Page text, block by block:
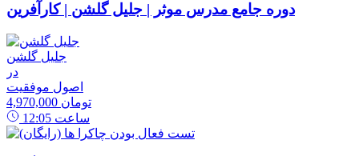
دوره جامع مدرس موثر | جلیل گلشن | کارآفرین
جلیل گلشن
در
اصول موفقیت
4,970,000 تومان
12:05 ساعت